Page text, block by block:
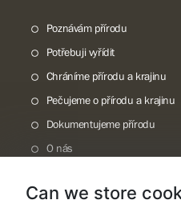
Poznávám přírodu
Potřebuji vyřídit
Chráníme přírodu a krajinu
Pečujeme o přírodu a krajinu
Dokumentujeme přírodu
O nás
Can we store